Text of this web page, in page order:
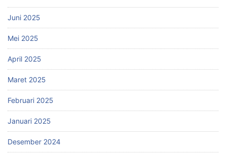
Juni 2025
Mei 2025
April 2025
Maret 2025
Februari 2025
Januari 2025
Desember 2024